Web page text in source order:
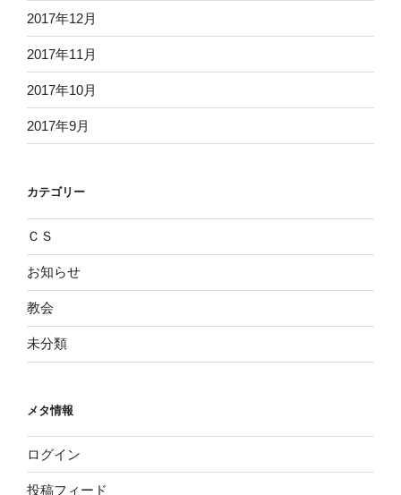
2017年12月
2017年11月
2017年10月
2017年9月
カテゴリー
ＣＳ
お知らせ
教会
未分類
メタ情報
ログイン
投稿フィード